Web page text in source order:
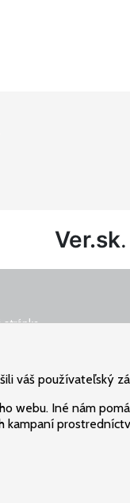
Ver.sk
stránka
údajov
váš používateľský
webu. Iné nám